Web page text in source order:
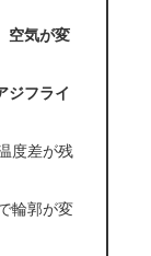
空気が変
ジフライ
度差が残
輪郭が変